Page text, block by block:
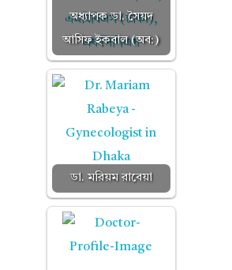
অধ্যাপক ডা. সৈয়দ
আসিফ ইকবাল (অব:)
ডা. মরিয়ম রাবেয়া